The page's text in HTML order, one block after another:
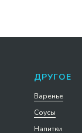
ДРУГОЕ
Варенье
Соусы
Напитки